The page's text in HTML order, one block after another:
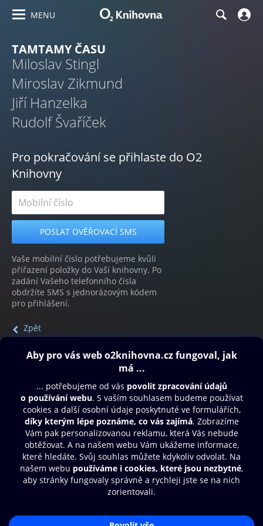
MENU
TAMTAMY ČASU
Miloslav Stingl
Miroslav Zikmund
Jiří Hanzelka
Rudolf Švaříček
Pro pokračování se přihlaste do O2
Knihovny
Vaše mobilní číslo potřebujeme kvůli
přiřazení položky do Vaší knihovny. Po
zadání Vašeho telefonního čísla
obdržíte SMS s jednorázovým kódem
pro přihlášení.
Zpět
Obsah ke stažení
Moje O2 Knihovna
Další zábava
© O2 Czech Republic a.s.
Přístupnost